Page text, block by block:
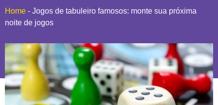
Home - Jogos de tabuleiro famosos: monte sua próxima
noite de jogos